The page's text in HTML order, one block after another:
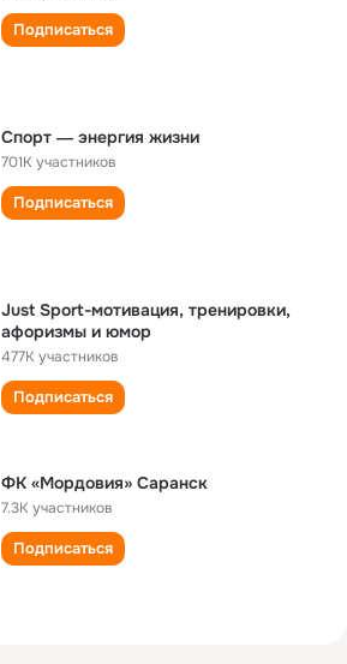
Подписаться
Спорт ― энергия жизни
701K участников
Подписаться
Just Sport-мотивация, тренировки,
афоризмы и юмор
477K участников
Подписаться
ФК «Мордовия» Саранск
7.3K участников
Подписаться